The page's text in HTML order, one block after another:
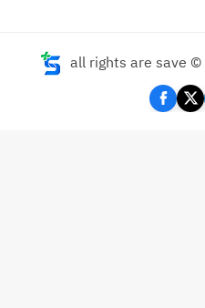
all rights are save ©